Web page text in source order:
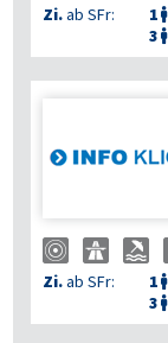
Zi.ab SFr: 1 
3 
Zi.ab SFr: 1 
3 